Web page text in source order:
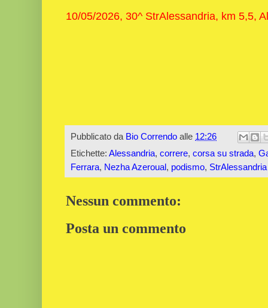
10/05/2026, 30^ StrAlessandria, km 5,5,
Pubblicato da Bio Correndo alle 12:26
Etichette: Alessandria, correre, corsa su strada,
Ferrara, Nezha Azeroual, podismo,
Nessun commento:
Posta un commento